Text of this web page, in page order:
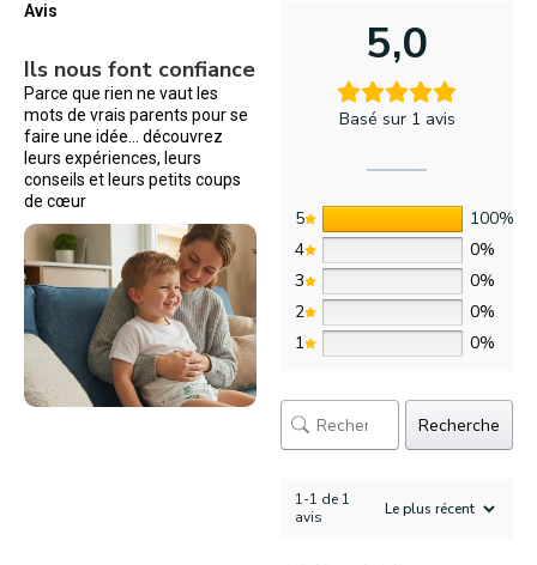
Avis
Ils nous font confiance
Parce que rien ne vaut les
mots de vrais parents pour se
faire une idée… découvrez
leurs expériences, leurs
conseils et leurs petits coups
de cœur
5,0
Basé sur 1 avis
5
100%
4
0%
3
0%
2
0%
1
0%
Recherche
1-1 de 1
avis